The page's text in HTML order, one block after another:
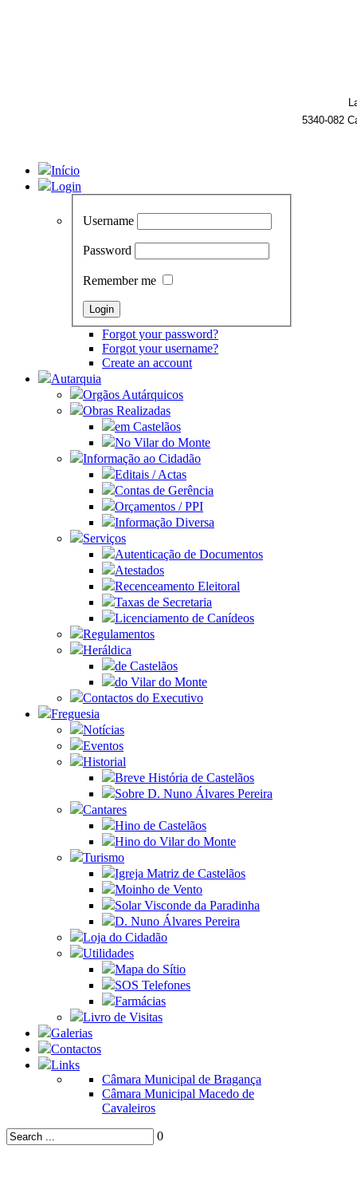
5340-082
Início
Login
Username
Password
Remember me
Forgot your password?
Forgot your username?
Create an account
Autarquia
Orgãos Autárquicos
Obras Realizadas
em Castelãos
No Vilar do Monte
Informação ao Cidadão
Editais / Actas
Contas de Gerência
Orçamentos / PPI
Informação Diversa
Serviços
Autenticação de Documentos
Atestados
Recenceamento Eleitoral
Taxas de Secretaria
Licenciamento de Canídeos
Regulamentos
Heráldica
de Castelãos
do Vilar do Monte
Contactos do Executivo
Freguesia
Notícias
Eventos
Historial
Breve História de Castelãos
Sobre D. Nuno Álvares Pereira
Cantares
Hino de Castelãos
Hino do Vilar do Monte
Turismo
Igreja Matriz de Castelãos
Moinho de Vento
Solar Visconde da Paradinha
D. Nuno Álvares Pereira
Loja do Cidadão
Utilidades
Mapa do Sítio
SOS Telefones
Farmácias
Livro de Visitas
Galerias
Contactos
Links
Câmara Municipal de Bragança
Câmara Municipal Macedo de
Cavaleiros
0